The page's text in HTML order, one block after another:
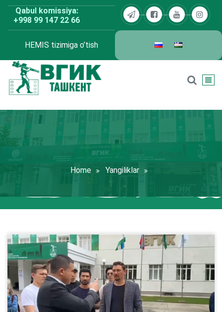
Skip
content
Qabul komissiya:
+998 99 147 22 66
HEMIS tizimiga o’tish
Home Yangiliklar